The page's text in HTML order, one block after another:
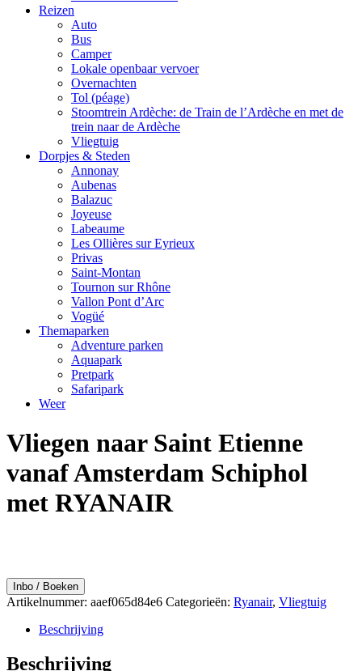
Reizen
Auto
Bus
Camper
Lokale openbaar vervoer
Overnachten
Tol (péage)
Stoomtrein Ardèche: de Train de l’Ardèche en met de
trein naar de Ardèche
Vliegtuig
Dorpjes & Steden
Annonay
Aubenas
Balazuc
Joyeuse
Labeaume
Les Ollières sur Eyrieux
Privas
Saint-Montan
Tournon sur Rhône
Vallon Pont d’Arc
Vogüé
Themaparken
Adventure parken
Aquapark
Pretpark
Safaripark
Weer
Vliegen naar Saint Etienne
vanaf Amsterdam Schiphol
met RYANAIR
Inbo / Boeken
Artikelnummer: aaef065d84e6 Categorieën: Ryanair, Vliegtuig
Beschrijving
Beschrijving